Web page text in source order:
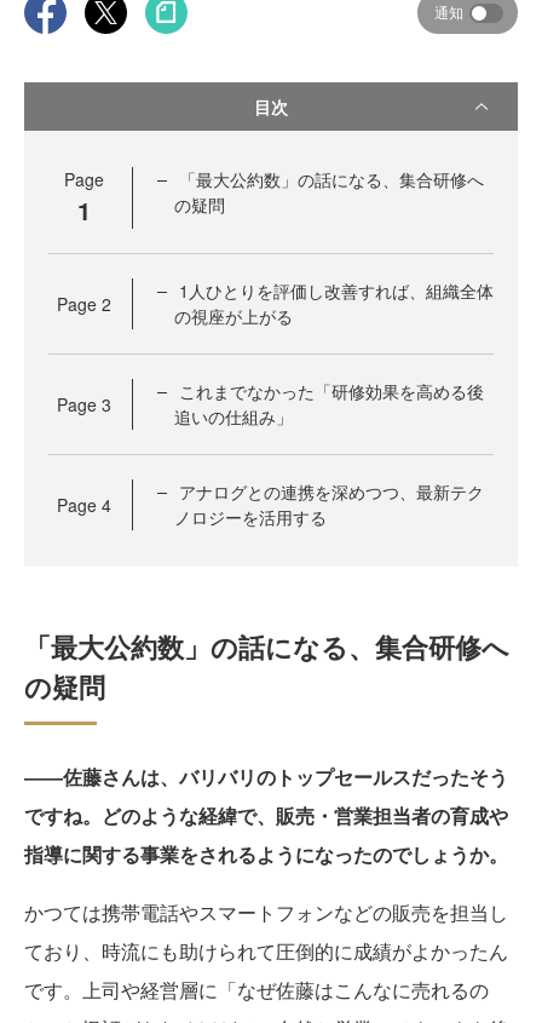
通知
目次
Page
1
「最大公約数」の話になる、集合研修へ
の疑問
Page 2
1人ひとりを評価し改善すれば、組織全体
の視座が上がる
Page 3
これまでなかった「研修効果を高める後
追いの仕組み」
Page 4
アナログとの連携を深めつつ、最新テク
ノロジーを活用する
「最大公約数」の話になる、集合研修へ
の疑問
――佐藤さんは、バリバリのトップセールスだったそう
ですね。どのような経緯で、販売・営業担当者の育成や
指導に関する事業をされるようになったのでしょうか。
かつては携帯電話やスマートフォンなどの販売を担当し
ており、時流にも助けられて圧倒的に成績がよかったん
です。上司や経営層に「なぜ佐藤はこんなに売れるの